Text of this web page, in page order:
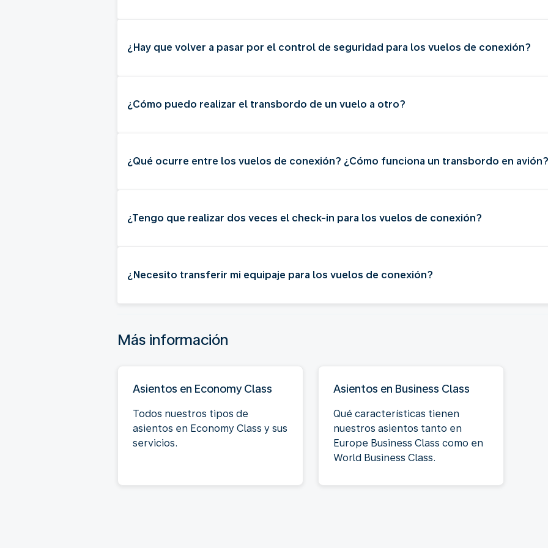
¿Hay que volver a pasar por el control de seguridad para los vuelos de conexión?
¿Cómo puedo realizar el transbordo de un vuelo a otro?
¿Qué ocurre entre los vuelos de conexión? ¿Cómo funciona un transbordo en avión?
¿Tengo que realizar dos veces el check-in para los vuelos de conexión?
¿Necesito transferir mi equipaje para los vuelos de conexión?
Más información
Asientos en Economy Class
Todos nuestros tipos de
asientos en Economy Class y sus
servicios.
Asientos en Business Class
Qué características tienen
nuestros asientos tanto en
Europe Business Class como en
World Business Class.